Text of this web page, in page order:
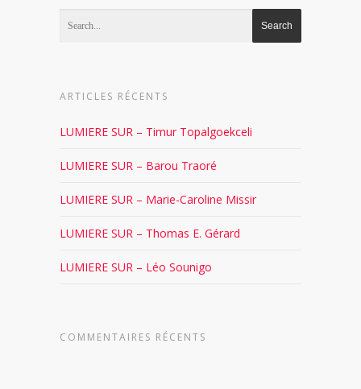
ARTICLES RÉCENTS
LUMIERE SUR – Timur Topalgoekceli
LUMIERE SUR – Barou Traoré
LUMIERE SUR – Marie-Caroline Missir
LUMIERE SUR – Thomas E. Gérard
LUMIERE SUR – Léo Sounigo
COMMENTAIRES RÉCENTS